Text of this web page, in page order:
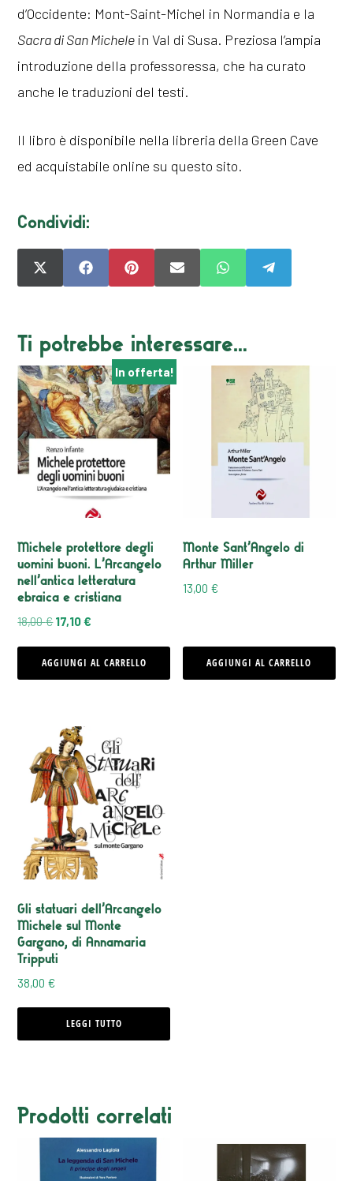
d’Occidente: Mont-Saint-Michel in Normandia e la
Sacra di San Michele in Val di Susa. Preziosa l’ampia
introduzione della professoressa, che ha curato
anche le traduzioni del testi.
Il libro è disponibile nella libreria della Green Cave
ed acquistabile online su questo sito.
Condividi:
SHARE
X
SHARE
FACEBOOK
SHARE
PINTEREST
SHARE
EMAIL
SHARE
WHATSAPP
SHARE
TELEGRAM
Ti potrebbe interessare…
In offerta!
Michele protettore degli
uomini buoni. L’Arcangelo
nell’antica letteratura
ebraica e cristiana
18,00€ Il
originale
17,10€
attuale
AGGIUNGI AL CARRELLO
Monte Sant’Angelo di
Arthur Miller
13,00 €
AGGIUNGI AL CARRELLO
Gli statuari dell’Arcangelo
Michele sul Monte
Gargano, di Annamaria
Tripputi
38,00 €
LEGGI TUTTO
Prodotti correlati